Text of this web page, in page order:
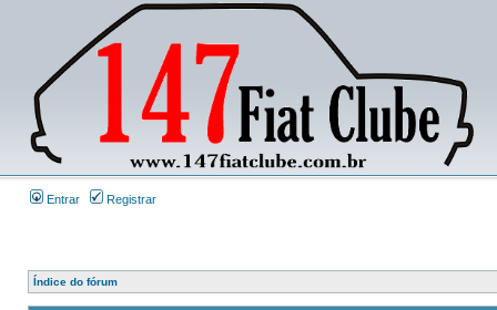
Entrar Registrar
Índice do fórum